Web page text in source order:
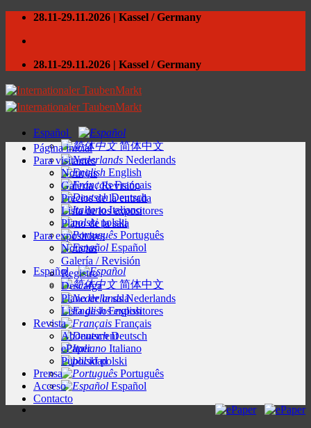
Skip
content
28.11-29.11.2026 | Kassel / Germany
28.11-29.11.2026 | Kassel / Germany
Español
简体中文
Nederlands
English
Français
Deutsch
Italiano
polski
Português
Español
Español
简体中文
Nederlands
English
Français
Deutsch
Italiano
polski
Português
Español
Página inicial
Para visitantes
Noticias
Galería / Revisión
Precios de la entrada
Lista de los expositores
Plano de la sala
Para expositores
Noticias
Galería / Revisión
Registro
Descarga
Plano de la sala
Lista de los expositores
Revista
Abonnement
ePaper
Publicidad
Prensa
Acceso
Contacto